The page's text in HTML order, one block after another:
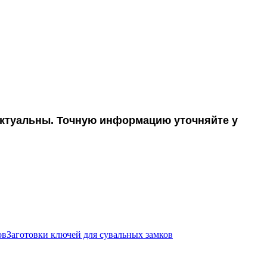
Точную информацию уточняйте у
Заготовки ключей для сувальных замков